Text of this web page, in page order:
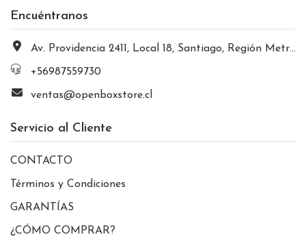
Encuéntranos
Av. Providencia 2411, Local 18, Santiago, Región Metropolitana, Chile
+56987559730
ventas@openboxstore.cl
Servicio al Cliente
CONTACTO
Términos y Condiciones
GARANTÍAS
¿CÓMO COMPRAR?